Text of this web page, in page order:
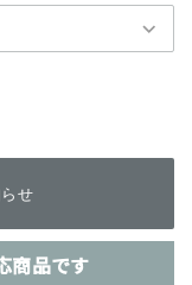
せ
商品です